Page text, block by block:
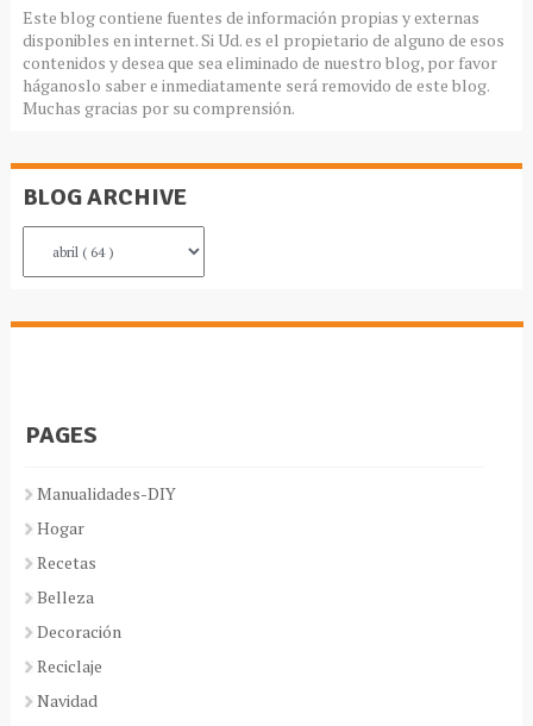
Este blog contiene fuentes de información propias y externas
disponibles en internet. Si Ud. es el propietario de alguno de esos
contenidos y desea que sea eliminado de nuestro blog, por favor
háganoslo saber e inmediatamente será removido de este blog.
Muchas gracias por su comprensión.
BLOG ARCHIVE
PAGES
Manualidades-DIY
Hogar
Recetas
Belleza
Decoración
Reciclaje
Navidad